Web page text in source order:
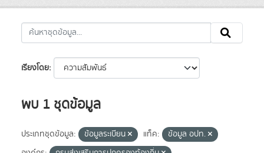
เรียงโดย
พบ 1 ชุดข้อมูล
ประเภทชุดข้อมูล: ข้อมูลระเบียน แท็ค:
ข้อมูล อปท.